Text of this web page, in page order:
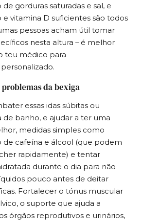
gorduras saturadas e sal, e
vitamina D suficientes são todos
pessoas acham útil tomar
nesta altura – é melhor
teu médico para
da bexiga
essas idas súbitas ou
de banho, e ajudar a ter uma
medidas simples como
de cafeína e álcool (que podem
rapidamente) e tentar
durante o dia para não
pouco antes de deitar
Fortalecer o tónus muscular
o suporte que ajuda a
órgãos reprodutivos e urinários,